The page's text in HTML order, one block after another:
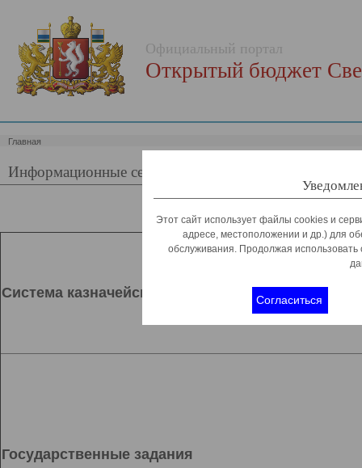
Официальный портал
Открытый бюджет
Главная
Этот сайт использует файлы cookies и
адресе, местоположении и др.) для
обслуживания. Продолжая использовать
Согласиться
Информационные сервисы в сети интернет
Система казначейского исполнения бюджета
Государственные задания